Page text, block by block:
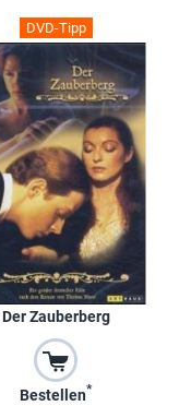
DVD-Tipp
Der Zauberberg
Bestellen*